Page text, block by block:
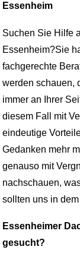
Essenheim
Suchen Sie Hilfe
Essenheim?Sie
fachgerechte
werden schauen,
immer an Ihrer
diesem Fall mit
eindeutige
Gedanken mehr
genauso mit
nachschauen,
sollten uns in
Essenheimer
gesucht?